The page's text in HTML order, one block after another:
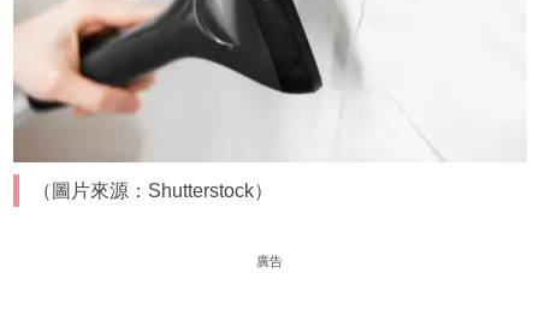
（圖片來源：Shutterstock）
廣告